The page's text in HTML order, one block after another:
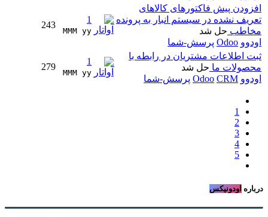
افزودن پیش فاکتورهای کالاهای
تعریف نشده در سیستم انبار به پرونده
مخاطب حل شد
اودوو Odoo پرسش-شما
1
MMM yy
243
ثبت اطلاعات مشتریان در رابطه با
محصولات ما حل شد
اودوو
Odoo CRM پرسش-شما
1
MMM yy
279
1
2
3
4
5
درباره اودونیکس